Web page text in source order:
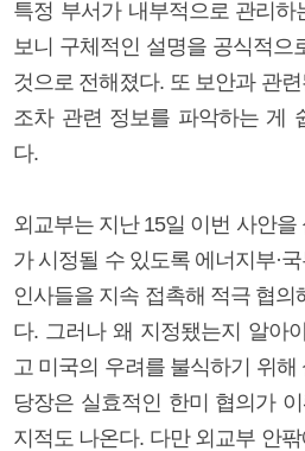
특정 부서가 내부적으로 관리
보니 구체적인 설명을 공식적으
것으로 전해졌다. 또 보안과 관
조차 관련 정보를 파악하는 게
다.
외교부는 지난 15일 이번 사안을
가 시정될 수 있도록 에너지부·
인사들을 지속 접촉해 적극 협의
다. 그러나 왜 지정됐는지 알아
고 미국의 우려를 불식하기 위
당장은 실효적인 한미 협의가
지적도 나온다. 다만 외교부 안